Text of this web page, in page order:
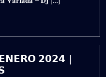
–
|
𝗚𝗥𝗔𝗧𝗜𝗦
𝟮𝟬𝟮𝟰 |